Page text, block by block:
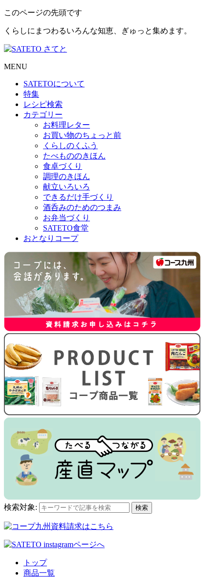
このページの先頭です
くらしにまつわるいろんな知恵、ぎゅっと集めます。
MENU
SATETOについて
特集
レシピ検索
カテゴリー
お料理レター
お買い物のちょっと前
くらしのくふう
たべもののきほん
食卓づくり
調理のきほん
献立いろいろ
できるだけ手づくり
酒呑みのためのつまみ
お弁当づくり
SATETO食堂
おとなりコープ
検索対象: 検索
トップ
商品一覧